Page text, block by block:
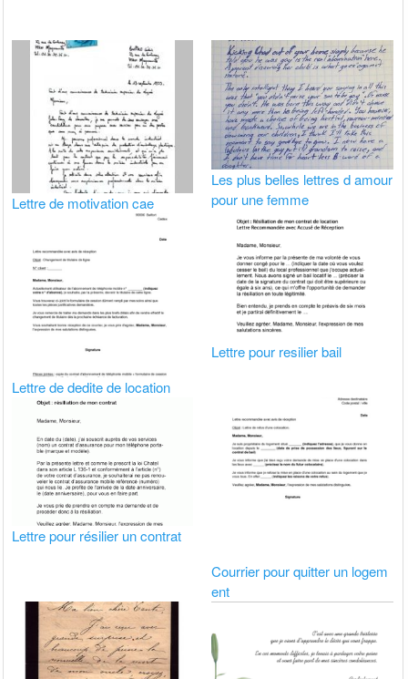
Lettre de motivation cae
Les plus belles lettres d amour
pour une femme
Lettre de dedite de location
Lettre pour resilier bail
Lettre pour résilier un contrat
Courrier pour quitter un logem
ent